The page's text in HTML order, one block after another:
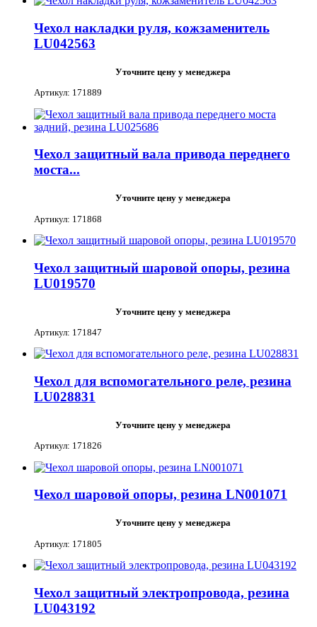
Чехол накладки руля, кожзаменитель
LU042563
Уточните цену у менеджера
Артикул: 171889
Чехол защитный вала привода переднего
моста...
Уточните цену у менеджера
Артикул: 171868
Чехол защитный шаровой опоры, резина
LU019570
Уточните цену у менеджера
Артикул: 171847
Чехол для вспомогательного реле, резина
LU028831
Уточните цену у менеджера
Артикул: 171826
Чехол шаровой опоры, резина LN001071
Уточните цену у менеджера
Артикул: 171805
Чехол защитный электропровода, резина
LU043192